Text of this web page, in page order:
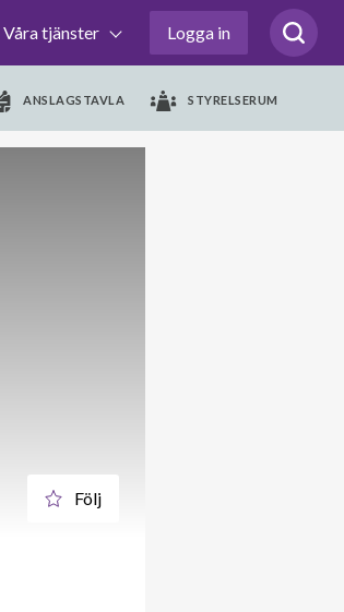
Våra tjänster Logga in
ANSLAGSTAVLA STYRELSERUM
Följ